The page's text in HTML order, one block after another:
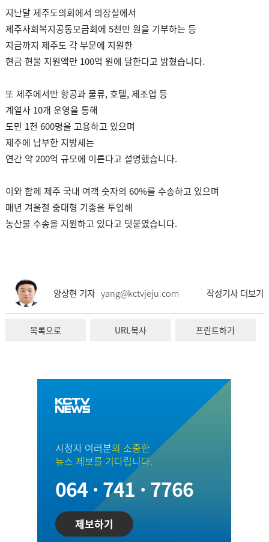
지난달 제주도의회에서 의장실에서
제주사회복지공동모금회에 5천만 원을 기부하는 등
지금까지 제주도 각 부문에 지원한
현금 현물 지원액만 100억 원에 달한다고 밝혔습니다.
또 제주에서만 항공과 물류, 호텔, 제조업 등
계열사 10개 운영을 통해
도민 1천 600명을 고용하고 있으며
제주에 납부한 지방세는
연간 약 200억 규모에 이른다고 설명했습니다.
이와 함께 제주 국내 여객 숫자의 60%를 수송하고 있으며
매년 겨울철 중대형 기종을 투입해
농산물 수송을 지원하고 있다고 덧붙였습니다.
양상현 기자 yang@kctvjeju.com 작성기사 더보기
목록으로 URL복사 프린트하기
시청자 여러분의 소중한
뉴스 제보를 기다립니다.
064 · 741 · 7766
제보하기